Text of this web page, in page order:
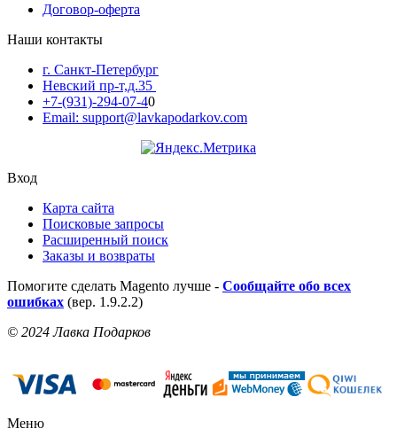
Договор-оферта
Наши контакты
г. Санкт-Петербург
Невский пр-т,д.35
+7-(931)-294-07-40
Email: support@lavkapodarkov.com
Вход
Карта сайта
Поисковые запросы
Расширенный поиск
Заказы и возвраты
Помогите сделать Magento лучше - Сообщайте обо всех
ошибках (вер. 1.9.2.2)
© 2024 Лавка Подарков
Меню